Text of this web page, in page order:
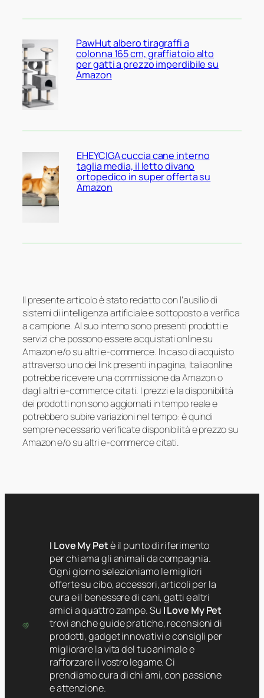
PawHut albero tiragraffi a
colonna 165 cm, graffiatoio alto
per gatti a prezzo imperdibile su
Amazon
EHEYCIGA cuccia cane interno
taglia media, il letto divano
ortopedico in super offerta su
Amazon
Il presente articolo è stato redatto con l’ausilio di
sistemi di intelligenza artificiale e sottoposto a verifica
a campione. Al suo interno sono presenti prodotti e
servizi che possono essere acquistati online su
Amazon e/o su altri e-commerce. In caso di acquisto
attraverso uno dei link presenti in pagina, Italiaonline
potrebbe ricevere una commissione da Amazon o
dagli altri e-commerce citati. I prezzi e la disponibilità
dei prodotti non sono aggiornati in tempo reale e
potrebbero subire variazioni nel tempo: è quindi
sempre necessario verificate disponibilità e prezzo su
Amazon e/o su altri e-commerce citati.
I Love My Petè il punto di riferimento
per chi ama gli animali da compagnia.
Ogni giorno selezioniamo le migliori
offerte su cibo, accessori, articoli per la
cura e il benessere di cani, gatti e altri
amici a quattro zampe. Su I Love My Pet
trovi anche guide pratiche, recensioni di
prodotti, gadget innovativi e consigli per
migliorare la vita del tuo animale e
rafforzare il vostro legame. Ci
prendiamo cura di chi ami, con passione
e attenzione.